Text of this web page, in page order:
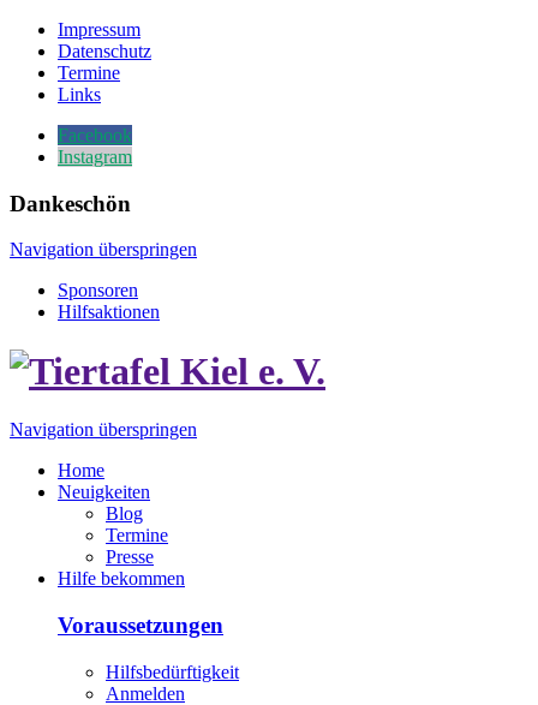
Impressum
Datenschutz
Termine
Links
Facebook
Instagram
Dankeschön
Navigation überspringen
Sponsoren
Hilfsaktionen
Navigation überspringen
Home
Neuigkeiten
Blog
Termine
Presse
Hilfe bekommen
Voraussetzungen
Hilfsbedürftigkeit
Anmelden